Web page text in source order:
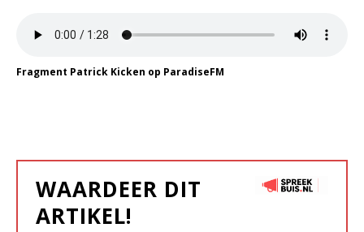
Fragment Patrick Kicken op ParadiseFM
WAARDEER DIT
ARTIKEL!